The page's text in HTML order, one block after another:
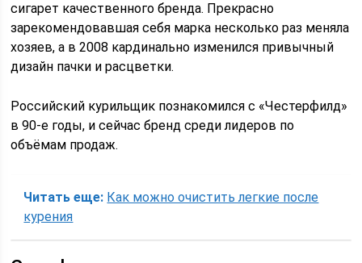
сигарет качественного бренда. Прекрасно
зарекомендовавшая себя марка несколько раз меняла
хозяев, а в 2008 кардинально изменился привычный
дизайн пачки и расцветки.
Российский курильщик познакомился с «Честерфилд»
в 90-е годы, и сейчас бренд среди лидеров по
объёмам продаж.
Читать еще: Как можно очистить легкие после
курения